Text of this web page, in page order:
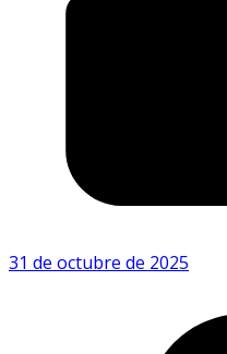
31 de octubre de 2025